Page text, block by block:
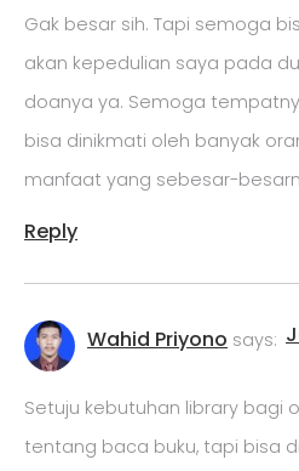
Gak besar sih. Tapi semoga
akan kepedulian saya pada
doanya ya. Semoga
bisa dinikmati oleh banyak
manfaat yang sebesar-
Reply
Wahid Priyono says:
Setuju kebutuhan library bagi
tentang baca buku, tapi bisa